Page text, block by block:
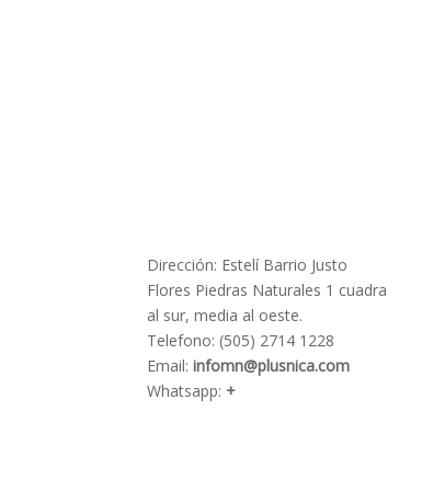
Dirección: Estelí Barrio Justo
Flores Piedras Naturales 1 cuadra
al sur, media al oeste.
Telefono: (505) 2714 1228
Email:infomn@plusnica.com
Whatsapp: +